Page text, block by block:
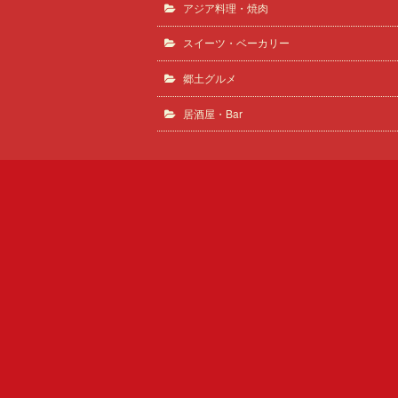
アジア料理・焼肉
スイーツ・ベーカリー
郷土グルメ
居酒屋・Bar